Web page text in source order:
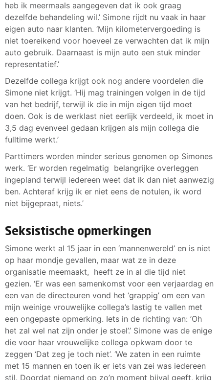
heb ik meermaals aangegeven dat ik ook graag
dezelfde behandeling wil.’ Simone rijdt nu vaak in haar
eigen auto naar klanten. ‘Mijn kilometervergoeding is
niet toereikend voor hoeveel ze verwachten dat ik mijn
auto gebruik. Daarnaast is mijn auto een stuk minder
representatief.’
Dezelfde collega krijgt ook nog andere voordelen die
Simone niet krijgt. ‘Hij mag trainingen volgen in de tijd
van het bedrijf, terwijl ik die in mijn eigen tijd moet
doen. Ook is de werklast niet eerlijk verdeeld, ik moet in
3,5 dag evenveel gedaan krijgen als mijn collega die
fulltime werkt.’
Parttimers worden minder serieus genomen op Simones
werk. ‘Er worden regelmatig belangrijke overleggen
ingepland terwijl iedereen weet dat ik dan niet aanwezig
ben. Achteraf krijg ik er niet eens de notulen, ik word
niet bijgepraat, niets.’
Seksistische opmerkingen
Simone werkt al 15 jaar in een ‘mannenwereld’ en is niet
op haar mondje gevallen, maar wat ze in deze
organisatie meemaakt, heeft ze in al die tijd niet
gezien. ‘Er was een samenkomst voor een verjaardag en
een van de directeuren vond het ‘grappig’ om een van
mijn weinige vrouwelijke collega’s lastig te vallen met
een ongepaste opmerking. Iets in de richting van: ’Oh
het zal wel nat zijn onder je stoel’.’ Simone was de enige
die voor haar vrouwelijke collega opkwam door te
zeggen ‘Dat zeg je toch niet’. ‘We zaten in een ruimte
met 15 mannen en toen ik er iets van zei was iedereen
stil. Doordat niemand op zo’n moment bijval geeft, krijg